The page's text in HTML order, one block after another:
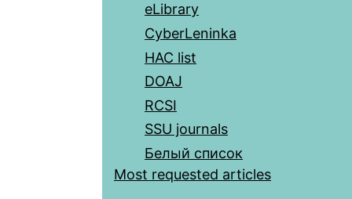
eLibrary
CyberLeninka
HAC list
DOAJ
RCSI
SSU journals
Белый список
Most requested articles